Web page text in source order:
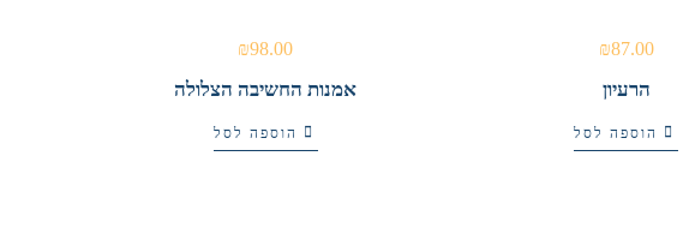
₪87.00
הרעיון
הוספה לסל
₪98.00
אמנות החשיבה הצלולה
הוספה לסל